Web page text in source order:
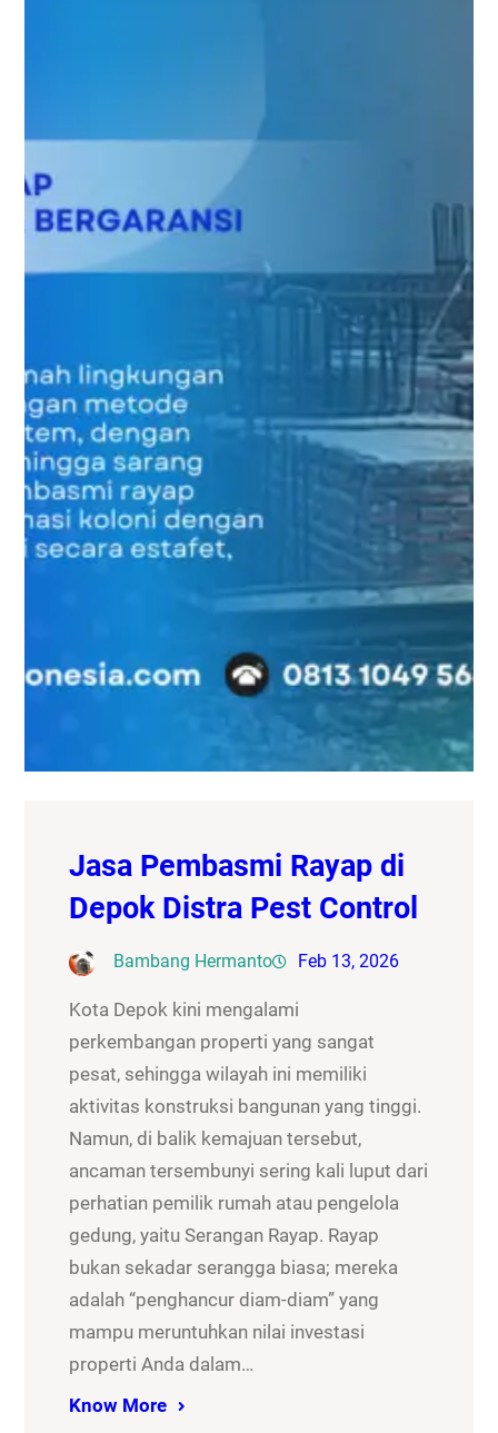
Jasa Pembasmi Rayap di
Depok Distra Pest Control
Bambang Hermanto Feb 13, 2026
Kota Depok kini mengalami
perkembangan properti yang sangat
pesat, sehingga wilayah ini memiliki
aktivitas konstruksi bangunan yang tinggi.
Namun, di balik kemajuan tersebut,
ancaman tersembunyi sering kali luput dari
perhatian pemilik rumah atau pengelola
gedung, yaitu Serangan Rayap. Rayap
bukan sekadar serangga biasa; mereka
adalah “penghancur diam-diam” yang
mampu meruntuhkan nilai investasi
properti Anda dalam…
Know More